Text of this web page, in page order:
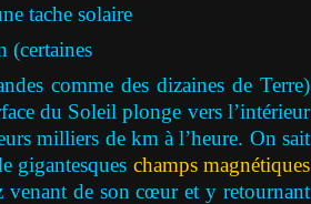
tache solaire
(certaines
comme des dizaines de Terre)
du Soleil plonge vers l’intérieur
milliers de km à l’heure. On sait
gigantesques champs magnétiques
venant de son cœur et y retournant